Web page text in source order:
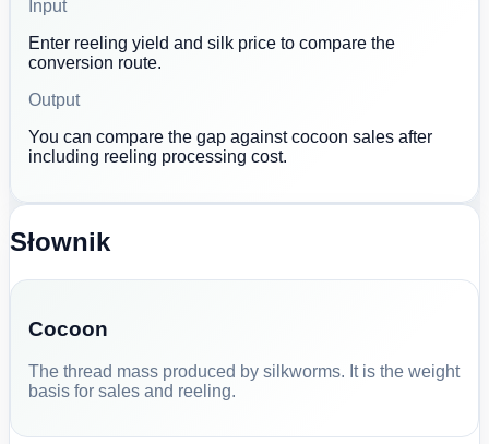
Input
Enter reeling yield and silk price to compare the
conversion route.
Output
You can compare the gap against cocoon sales after
including reeling processing cost.
Słownik
Cocoon
The thread mass produced by silkworms. It is the weight
basis for sales and reeling.